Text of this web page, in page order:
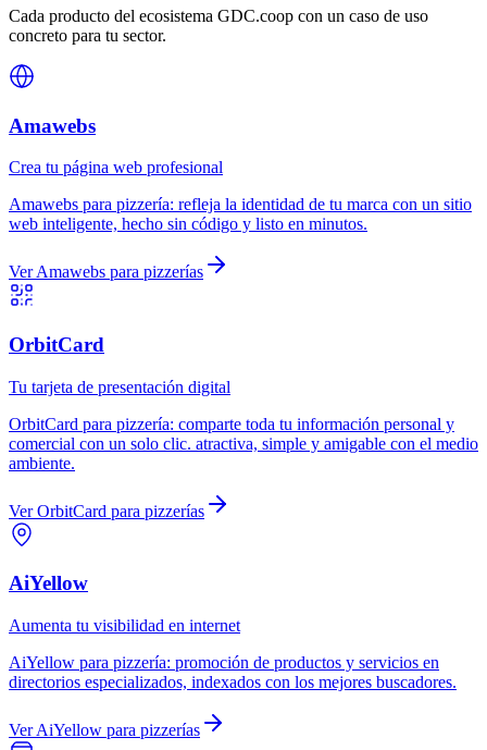
Cada producto del ecosistema GDC.coop con un caso de uso
concreto para tu sector.
Amawebs
Crea tu página web profesional
Amawebs para pizzería: refleja la identidad de tu marca con un sitio
web inteligente, hecho sin código y listo en minutos.
VerAmawebs para pizzerías
OrbitCard
Tu tarjeta de presentación digital
OrbitCard para pizzería: comparte toda tu información personal y
comercial con un solo clic. atractiva, simple y amigable con el medio
ambiente.
VerOrbitCard para pizzerías
AiYellow
Aumenta tu visibilidad en internet
AiYellow para pizzería: promoción de productos y servicios en
directorios especializados, indexados con los mejores buscadores.
VerAiYellow para pizzerías